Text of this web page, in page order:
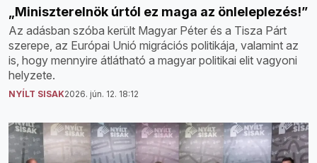
„Miniszterelnök úrtól ez maga az önleleplezés!”
Az adásban szóba került Magyar Péter és a Tisza Párt
szerepe, az Európai Unió migrációs politikája, valamint az
is, hogy mennyire átlátható a magyar politikai elit vagyoni
helyzete.
NYÍLT SISAK2026. jún. 12. 18:12